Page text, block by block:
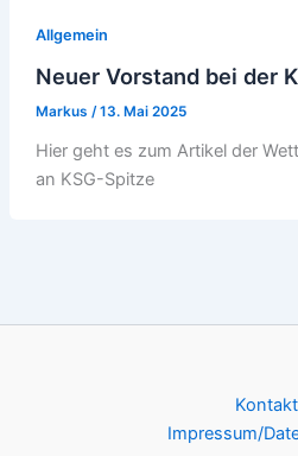
Allgemein
Neuer Vorstand bei der
Markus /13. Mai 2025
Hier geht es zum Artikel der
an KSG-Spitze
Kontakt
Impressum/